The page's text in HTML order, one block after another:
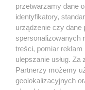
Kultura
X
przetwarzamy dane
identyfikatory,
urządzenie czy dane
spersonalizowanych
treści, pomiar reklam
ulepszanie usług.
Partnerzy możemy
geolokalizacyjnych